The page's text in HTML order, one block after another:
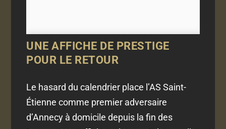
UNE AFFICHE DE PRESTIGE
POUR LE RETOUR
Le hasard du calendrier place l’AS Saint-
Étienne comme premier adversaire
d’Annecy à domicile depuis la fin des